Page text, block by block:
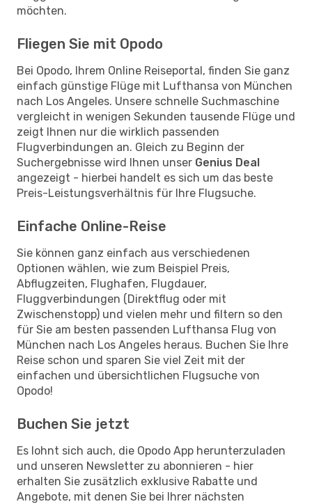
möchten.
Fliegen Sie mit Opodo
Bei Opodo, Ihrem Online Reiseportal, finden Sie ganz
einfach günstige Flüge mit Lufthansa von München
nach Los Angeles. Unsere schnelle Suchmaschine
vergleicht in wenigen Sekunden tausende Flüge und
zeigt Ihnen nur die wirklich passenden
Flugverbindungen an. Gleich zu Beginn der
Suchergebnisse wird Ihnen unser Genius Deal
angezeigt - hierbei handelt es sich um das beste
Preis-Leistungsverhältnis für Ihre Flugsuche.
Einfache Online-Reise
Sie können ganz einfach aus verschiedenen
Optionen wählen, wie zum Beispiel Preis,
Abflugzeiten, Flughafen, Flugdauer,
Fluggverbindungen (Direktflug oder mit
Zwischenstopp) und vielen mehr und filtern so den
für Sie am besten passenden Lufthansa Flug von
München nach Los Angeles heraus. Buchen Sie Ihre
Reise schon und sparen Sie viel Zeit mit der
einfachen und übersichtlichen Flugsuche von
Opodo!
Buchen Sie jetzt
Es lohnt sich auch, die Opodo App herunterzuladen
und unseren Newsletter zu abonnieren - hier
erhalten Sie zusätzlich exklusive Rabatte und
Angebote, mit denen Sie bei Ihrer nächsten